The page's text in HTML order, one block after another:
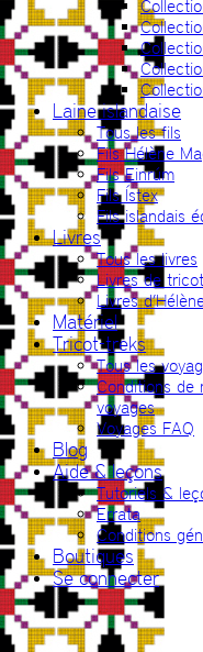
Laine islandaise
Tous les fils
Fils Hélène
Fils Einrúm
Fils Ístex
Fils islandais
Livres
Tous les livres
Livres de tricot
Livres
Matériel
Tricot-treks
Tous les
Conditions de
voyages
Voyages FAQ
Blog
Aide & leçons
Tutoriels &
Errata
Conditions
Boutiques
Se connecter